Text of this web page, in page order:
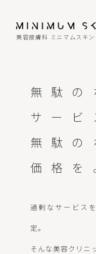
美容皮膚科 ミニマムスキン
無駄の
サービ
無駄の
価格を
過剰なサービス
定。
そんな美容クリニ
CAMPAIGN